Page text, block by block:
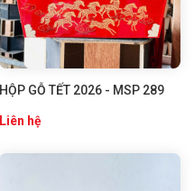
HỘP GỖ TẾT 2026 - MSP 289
Liên hệ